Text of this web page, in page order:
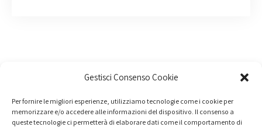
Gestisci Consenso Cookie
Per fornire le migliori esperienze, utilizziamo tecnologie come i cookie per
memorizzare e/o accedere alle informazioni del dispositivo. Il consenso a
queste tecnologie ci permetterà di elaborare dati come il comportamento di